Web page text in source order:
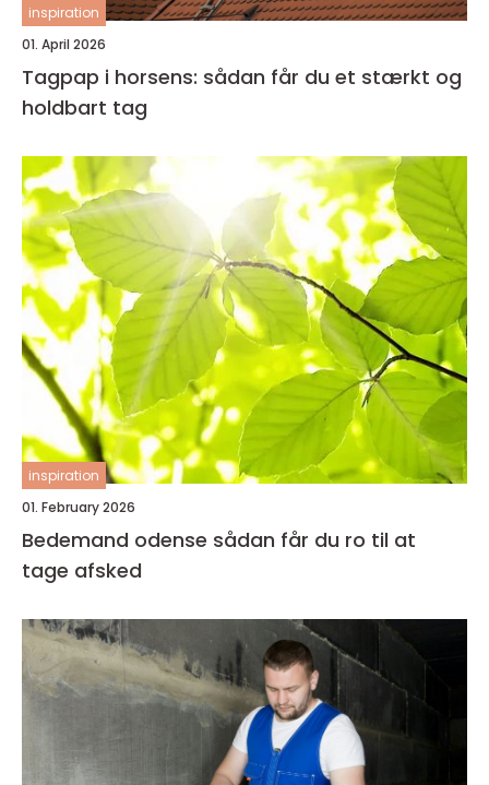
inspiration
01. April 2026
Tagpap i horsens: sådan får du et stærkt og
holdbart tag
inspiration
01. February 2026
Bedemand odense sådan får du ro til at
tage afsked